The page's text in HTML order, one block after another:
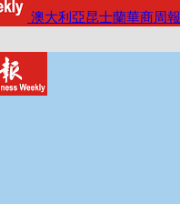
澳大利亞昆士蘭華商周報